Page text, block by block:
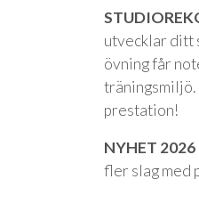
utvecklar ditt
övning får
träningsmiljö.
prestation!
NYHET
fler slag med